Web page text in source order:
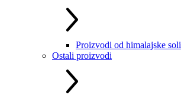
Proizvodi od himalajske soli
Ostali proizvodi